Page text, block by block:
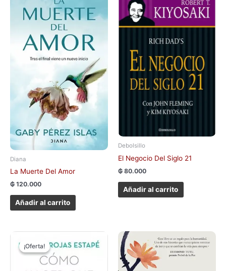
Diana
La Muerte Del Amor
₲ 120.000
Añadir al carrito
Debolsillo
El Negocio Del Siglo 21
₲ 80.000
Añadir al carrito
¡Oferta!
¡Oferta!
precio
original
era:
₲ 160.000.
precio
actual
es:
₲ 150.000.